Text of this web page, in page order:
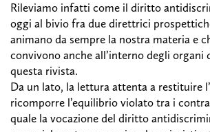
Rileviamo infatti come il diritto
oggi al bivio fra due direttrici
animano da sempre la nostra materia e
convivono anche all’interno degli organi
questa rivista.
Da un lato, la lettura attenta a restituire
ricomporre l’equilibrio violato tra i
quale la vocazione del diritto